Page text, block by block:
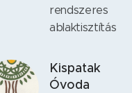
rendszeres
ablaktisztítás
Kispatak
Óvoda